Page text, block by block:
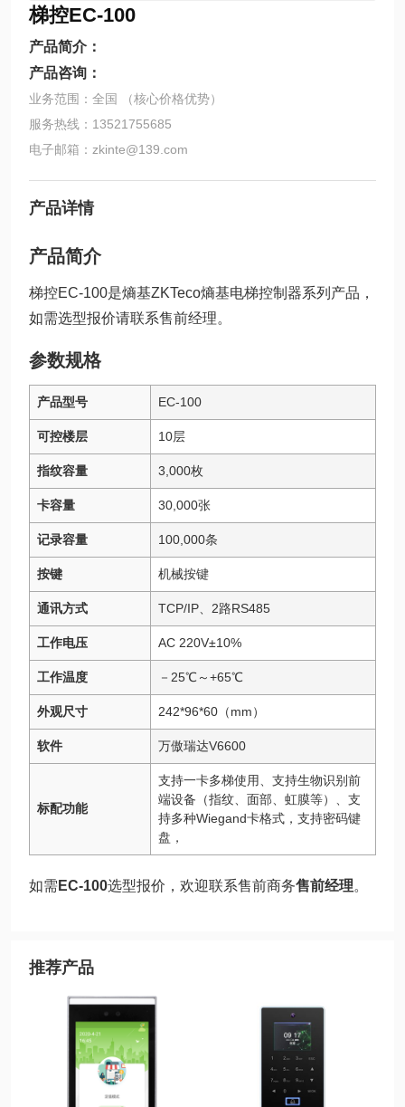
梯控EC-100
产品简介：
产品咨询：
业务范围：全国 （核心价格优势）
服务热线：13521755685
电子邮箱：zkinte@139.com
产品详情
产品简介
梯控EC-100是熵基ZKTeco熵基电梯控制器系列产品，
如需选型报价请联系售前经理。
参数规格
产品型号 EC-100
可控楼层 10层
指纹容量 3,000枚
卡容量 30,000张
记录容量 100,000条
按键 机械按键
通讯方式 TCP/IP、2路RS485
工作电压 AC 220V±10%
工作温度 －25℃～+65℃
外观尺寸 242*96*60（mm）
软件 万傲瑞达V6600
标配功能
支持一卡多梯使用、支持生物识别前
端设备（指纹、面部、虹膜等）、支
持多种Wiegand卡格式，支持密码键
盘，
如需 EC-100选型报价，欢迎联系售前商务售前经理。
推荐产品